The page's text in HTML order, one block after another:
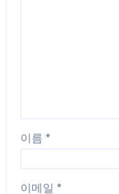
이름 *
이메일 *